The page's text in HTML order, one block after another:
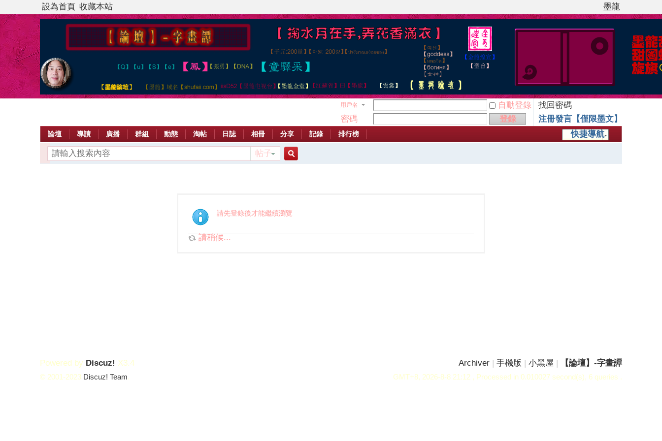
設為首頁 收藏本站 墨龍
用戶名 自動登錄
找回密碼
密碼
登錄
注冊發言【僅限墨文】
快捷導航
論壇 導讀 廣播 群組 動態 淘帖 日誌 相冊 分享 記錄 排行榜
帖子
索
請先登錄後才能繼續瀏覽
請稍候...
Archiver | 手機版 | 小黑屋 | 【論壇】-字畫譚
GMT+8, 2026-8-8 21:12 , Processed in 0.010027 second(s), 6 queries .
Powered by Discuz! X3.4
© 2001-2023 Discuz! Team.